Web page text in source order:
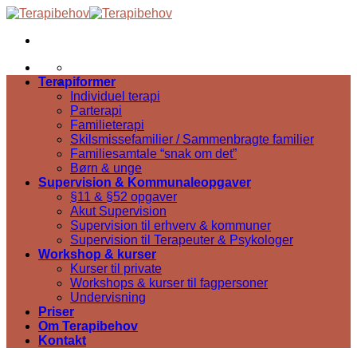
Skip
content
Terapiformer
Individuel terapi
Parterapi
Familieterapi
Skilsmissefamilier / Sammenbragte familier
Familiesamtale “snak om det”
Børn & unge
Supervision & Kommunaleopgaver
§11 & §52 opgaver
Akut Supervision
Supervision til erhverv & kommuner
Supervision til Terapeuter & Psykologer
Workshop & kurser
Kurser til private
Workshops & kurser til fagpersoner
Undervisning
Priser
Om Terapibehov
Kontakt